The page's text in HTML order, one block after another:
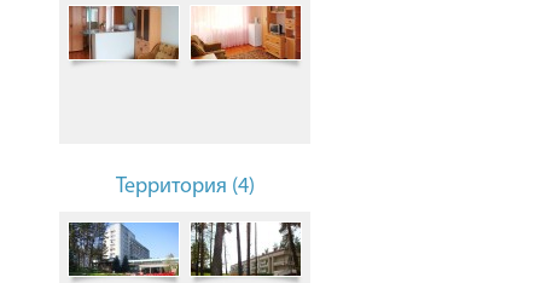
Территория (4)